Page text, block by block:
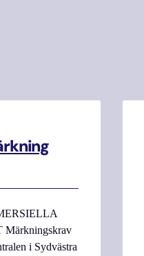
i Sydvästra